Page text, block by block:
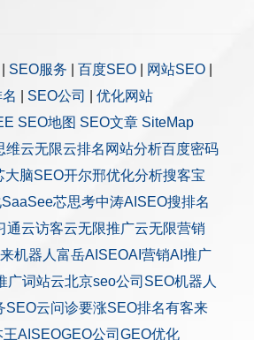
SEO服务 百度SEO 网站SEO
SEO公司
优化网站
SEO地图 SEO文章 SiteMap
维云无限云排名 网站分析百度密码
大脑SEO开尔邢优化分析搜客宝
SaaSee芯思考中涛AISEO搜排名
通云访客云无限推广云无限营销
机器人 富岳AISEOAI营销AI推广
广词站云北京seo公司 SEO机器人
SEO云问诊要涨SEO排名有客来
王AISEOGEO公司 GEO优化